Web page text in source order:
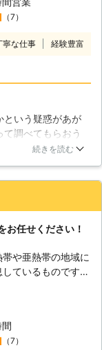
せることが出来る
を使い分けること
】 弊社シロアリ
ビスが大切になる
そのため、関東全
す。即日対応も可
速対応】 シロア
早く対処すること
で100万匹にのぼ
になってしまう前
したら、すぐにで
ださい。親身にな
ていただきます。
見方法】 しか
いている ・床下
うにみえる ・床
箇所がある この
シロアリが潜んで
ます。「白ありか
まず一度ご連絡を
り修理
ます】 株式会社
漏り修理にも力を
（7）
寧な仕事 経験豊富
という疑惑があが
調べてもらおう
ている人ばかりが
応をしてくださ
れました。とて
続きを読む
お任せください！
や亜熱帯の地域に
ているものです。
で害虫として知ら
、暖かく湿度の多
していると見られ
は温暖化の影響で
っているためか、
（7）